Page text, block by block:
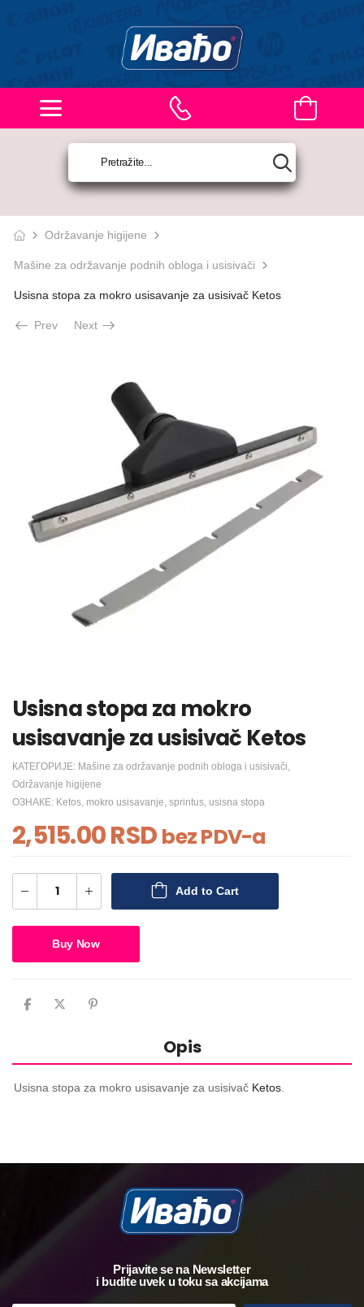
Održavanje higijene
Mašine za održavanje podnih obloga i usisivači
Usisna stopa za mokro usisavanje za usisivač Ketos
Prev Next
Usisna stopa za mokro
usisavanje za usisivač Ketos
КАТЕГОРИЈЕ: Mašine za održavanje podnih obloga i usisivači
Održavanje higijene
ОЗНАКЕ: Ketos mokro usisavanje sprintus usisna stopa
2,515.00RSD bez PDV-a
Add to Cart
Buy Now
Opis
Usisna stopa za mokro usisavanje za usisivač Ketos
Prijavite se na Newsletter
i budite uvek u toku sa akcijama